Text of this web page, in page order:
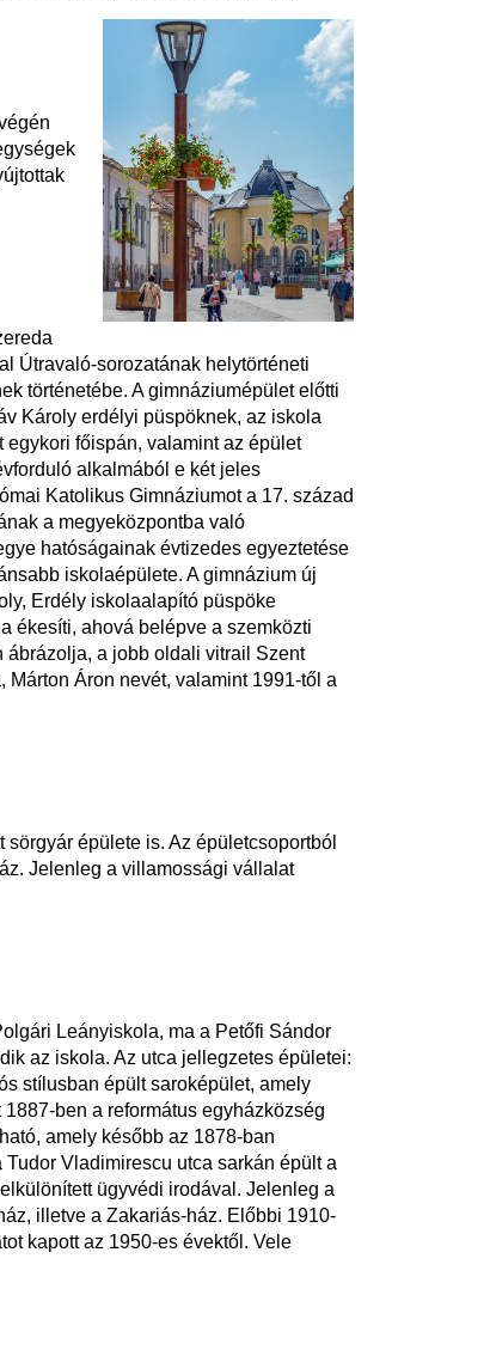
Útravaló-sorozatának helytörténeti
történetébe. A gimnáziumépület előtti
Károly erdélyi püspöknek, az iskola
főispán, valamint az épület
alkalmából e két jeles
Katolikus Gimnáziumot a 17. század
a megyeközpontba való
hatóságainak évtizedes egyeztetése
iskolaépülete. A gimnázium új
Erdély iskolaalapító püspöke
ékesíti, ahová belépve a szemközti
ábrázolja, a jobb oldali vitrail Szent
Áron nevét, valamint 1991-től a
épülete is. Az épületcsoportból
Jelenleg a villamossági vállalat
Leányiskola, ma a Petőfi Sándor
az iskola. Az utca jellegzetes épületei:
stílusban épült saroképület, amely
ben a református egyházközség
amely később az 1878-ban
Vladimirescu utca sarkán épült a
ügyvédi irodával. Jelenleg a
illetve a Zakariás-ház. Előbbi 1910-
kapott az 1950-es évektől. Vele